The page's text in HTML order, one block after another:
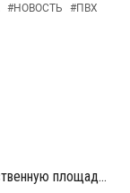
#НОВОСТЬ #ПВХ
Vynova продает Westlake Vinnolit производственную площадку по выпуску ВХМ и ПВХ в Германии